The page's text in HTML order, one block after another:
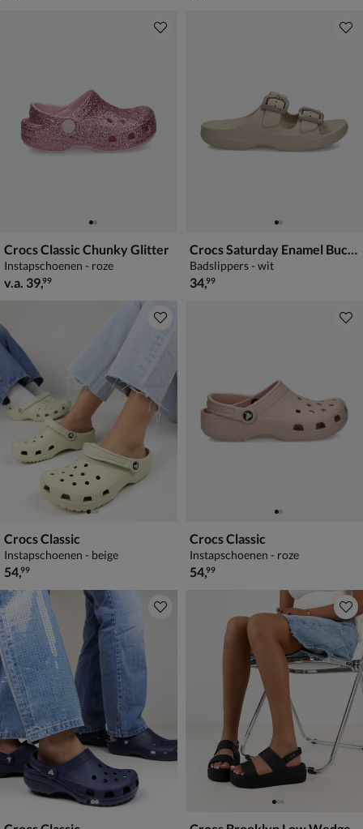
Crocs Classic Chunky Glitter
Instapschoenen - roze
vanaf € 39,99
v.a. 39,99
Crocs Saturday Enamel Buckle Sandal
Badslippers - wit
€ 34,99
34,99
Crocs Classic
Instapschoenen - beige
€ 54,99
54,99
Crocs Classic
Instapschoenen - roze
€ 54,99
54,99